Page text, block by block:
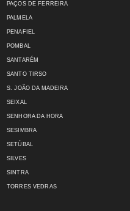
PAÇOS DE FERREIRA
PALMELA
PENAFIEL
POMBAL
SANTARÉM
SANTO TIRSO
S. JOÃO DA MADEIRA
SEIXAL
SENHORA DA HORA
SESIMBRA
SETÚBAL
SILVES
SINTRA
TORRES VEDRAS